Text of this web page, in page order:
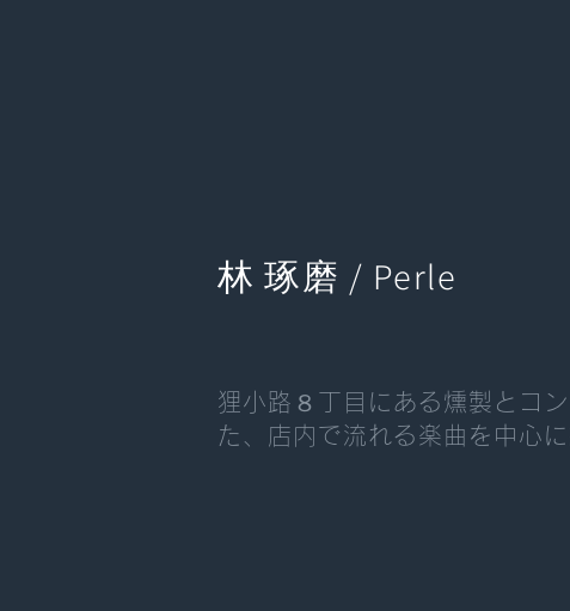
林 琢磨 / Perle
狸小路８丁目にある燻製とコ
た、店内で流れる楽曲を中心に